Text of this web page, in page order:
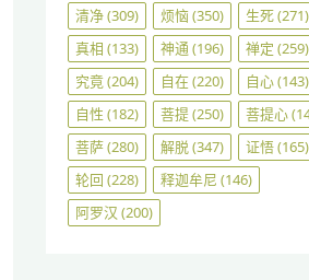
清净(309) 烦恼(350) 生死(271)
真相 (133) 神通 (196) 禅定 (259)
究竟(204) 自在(220) 自心(143)
自性 (182) 菩提(250) 菩提心
菩萨(280) 解脱(347) 证悟(165)
轮回 (228) 释迦牟尼 (146)
阿罗汉 (200)